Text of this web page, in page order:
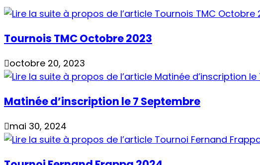
Tournois TMC Octobre 2023
octobre 20, 2023
Matinée d’inscription le 7 Septembre
mai 30, 2024